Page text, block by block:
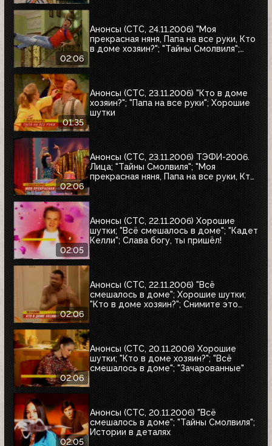
02:06
Анонсы (СТС, 24.11.2006) "Моя
прекрасная няня, Папа на все руки, Кто
в доме хозяин?"; "Тайны Смолвиля";
01:35
Анонсы (СТС, 23.11.2006) "Кто в доме
хозяин?"; "Папа на все руки"; Хорошие
шутки
02:06
Анонсы (СТС, 23.11.2006) ТЭФИ-2006.
Лица; "Тайны Смолвиля"; "Моя
прекрасная няня, Папа на все руки, Кто
02:05
Анонсы (СТС, 22.11.2006) Хорошие
шутки; "Всё смешалось в доме"; "Кадет
Келли"; Слава богу, ты пришёл!
02:06
Анонсы (СТС, 22.11.2006) "Всё
смешалось в доме"; Хорошие шутки;
"Кто в доме хозяин?"; Снимите это
02:06
Анонсы (СТС, 20.11.2006) Хорошие
шутки; "Кто в доме хозяин?"; "Всё
смешалось в доме"; "Зачарованные"
02:05
Анонсы (СТС, 20.11.2006) "Всё
смешалось в доме"; "Тайны Смолвиля";
Истории в деталях